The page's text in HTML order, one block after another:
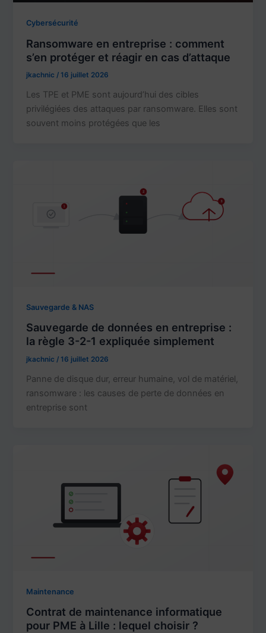
Cybersécurité
Ransomware en entreprise : comment
s’en protéger et réagir en cas d’attaque
jkachnic/16 juillet 2026
Les TPE et PME sont aujourd’hui des cibles
privilégiées des attaques par ransomware. Elles sont
souvent moins protégées que les
Sauvegarde & NAS
Sauvegarde de données en entreprise :
la règle 3-2-1 expliquée simplement
jkachnic/16 juillet 2026
Panne de disque dur, erreur humaine, vol de matériel,
ransomware : les causes de perte de données en
entreprise sont
Maintenance
Contrat de maintenance informatique
pour PME à Lille : lequel choisir ?